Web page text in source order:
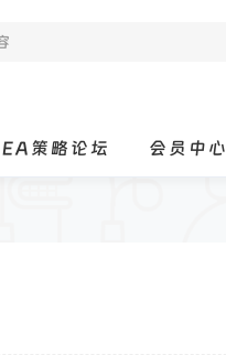
EA策略论坛 会员中心